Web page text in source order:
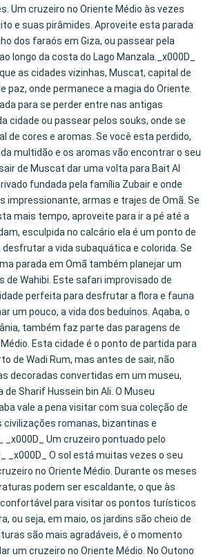
Um cruzeiro no Oriente Médio às vezes
e suas pirâmides. Aproveite esta parada
dos faraós em Giza, ou passear pela
longo da costa do Lago Manzala._x000D_
as cidades vizinhas, Muscat, capital de
paz, onde permanece a magia do Oriente.
para se perder entre nas antigas
cidade ou passear pelos souks, onde se
de cores e aromas. Se você esta perdido,
multidão e os aromas vão encontrar o seu
de Muscat dar uma volta para Bait Al
fundada pela família Zubair e onde
impressionante, armas e trajes de Omã. Se
mais tempo, aproveite para ir a pé até a
esculpida no calcário ela é um ponto de
desfrutar a vida subaquática e colorida. Se
parada em Omã também planejar um
de Wahibi. Este safari improvisado de
perfeita para desfrutar a flora e fauna
um pouco, a vida dos beduínos. Aqaba, o
também faz parte das paragens de
Esta cidade é o ponto de partida para
de Wadi Rum, mas antes de sair, não
decoradas convertidas em um museu,
Sharif Hussein bin Ali. O Museu
vale a pena visitar com sua coleção de
romanas, bizantinas e
_x000D_ Um cruzeiro pontuado pelo
_x000D_ O sol está muitas vezes o seu
no Oriente Médio. Durante os meses
podem ser escaldante, o que às
para visitar os pontos turísticos
ou seja, em maio, os jardins são cheio de
são mais agradáveis, é o momento
um cruzeiro no Oriente Médio. No Outono